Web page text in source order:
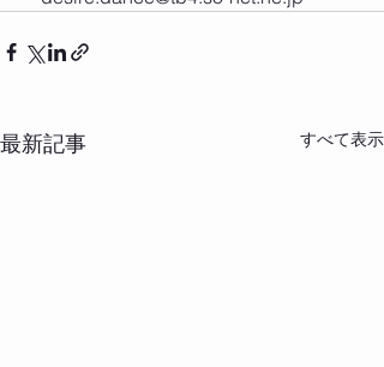
最新記事 すべて表示